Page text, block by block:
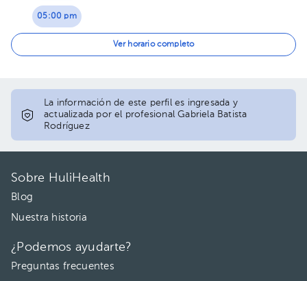
05:00 pm
06:30 pm
Ver horario completo
La información de este perfil es ingresada y
actualizada por el profesional Gabriela Batista
Rodríguez
Sobre HuliHealth
Blog
Nuestra historia
¿Podemos ayudarte?
Preguntas frecuentes